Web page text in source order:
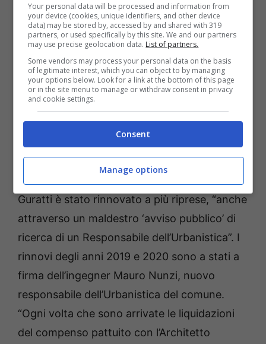
“Questo non è il caso del Comune di Ponza,
poiché l’Architetto Guratti per ben 35 mesi –
ha tuonato l’ex sindaco Vigorelli – è
regolarmente retribuito con una liquidazione
delle spettanze a firma di Michele Nocerino e
dell’Architetto Liliana Maria Pelliccia
(succeduta a Nocerino alla responsabilità
dell’Urbanistica) ed altri”.
Come se non bastasse, l’incarico all’architetto
Guratti è stato rinnovato a più riprese, “anche
attraverso un maldestro ‘avviso pubblico’ di
ricerca di un Responsabile dell’Urbanistica”. I
rinnovi degli anni 2019 e 2020 sono a stati a
firma dell’ingegner Mauro Nunzi, nuovo
responsabile dell’Urbanistica del comune.
“Ogni volta che sono arrivate le liquidazioni
del compenso pattuito con l’Architetto
Your personal data will be processed and information from
your device (cookies, unique identifiers, and other device
data) may be stored by, accessed by and shared with 319
partners, or used specifically by this site. We and our partners
may use precise geolocation data. List of partners.
Some vendors may process your personal data on the basis
of legitimate interest, which you can object to by managing
your options below. Look for a link at the bottom of this page
or in the site menu to manage or withdraw consent in privacy
and cookie settings.
Consent
Manage options